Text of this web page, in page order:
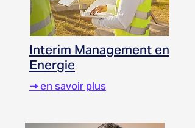
Interim Management en
Energie
➝en savoir plus